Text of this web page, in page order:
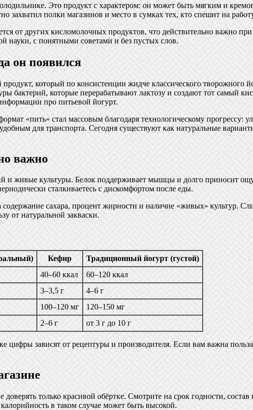
Это продукт с характером: он может быть мягким и
захватил полки магазинов и место в сумках тех, кто спешит на
от других кисломолочных продуктов, что действительно важно
науки, с понятными советами и без пустых слов.
он появился
который по консистенции жидче классического творожного
бактерий, которые перерабатывают лактозу и создают тот самый
про питьевой йогурт.
«пить» стал массовым благодаря технологическому прогрессу:
для транспорта. Сегодня существуют как натуральные
важно
и живые культуры. Белок поддерживает мышцы и долго приносит
сталкиваетесь с дискомфортом после еды.
сахара, процент жирности и наличие «живых» культур.
от натуральной закваски.
Кефир
Традиционный йогурт (густой)
40–60 ккал
60–120 ккал
3–3,5 г
4–6 г
100–120 мг
120–150 мг
2–6 г от 3 г до 10 г
цифры зависят от рецептуры и производителя. Если вам важна
доверять только красивой обёртке. Смотрите на срок годности,
в таком случае может быть высокой.